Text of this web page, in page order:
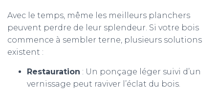
Avec le temps, même les meilleurs planchers
peuvent perdre de leur splendeur. Si votre bois
commence à sembler terne, plusieurs solutions
existent :
Restauration : Un ponçage léger suivi d’un
vernissage peut raviver l’éclat du bois.